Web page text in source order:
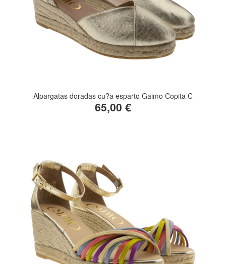
Alpargatas doradas cu?a esparto Gaimo Copita C
65,00 €